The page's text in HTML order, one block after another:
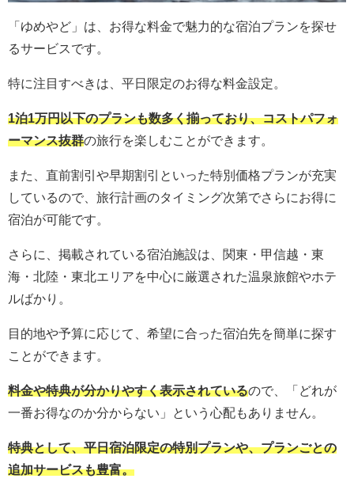
「ゆめやど」は、お得な料金で魅力的な宿泊プランを探せ
るサービスです。
特に注目すべきは、平日限定のお得な料金設定。
1泊1万円以下のプランも数多く揃っており、コストパフォ
ーマンス抜群の旅行を楽しむことができます。
また、直前割引や早期割引といった特別価格プランが充実
しているので、旅行計画のタイミング次第でさらにお得に
宿泊が可能です。
さらに、掲載されている宿泊施設は、関東・甲信越・東
海・北陸・東北エリアを中心に厳選された温泉旅館やホテ
ルばかり。
目的地や予算に応じて、希望に合った宿泊先を簡単に探す
ことができます。
料金や特典が分かりやすく表示されているので、「どれが
一番お得なのか分からない」という心配もありません。
特典として、平日宿泊限定の特別プランや、プランごとの
追加サービスも豊富。